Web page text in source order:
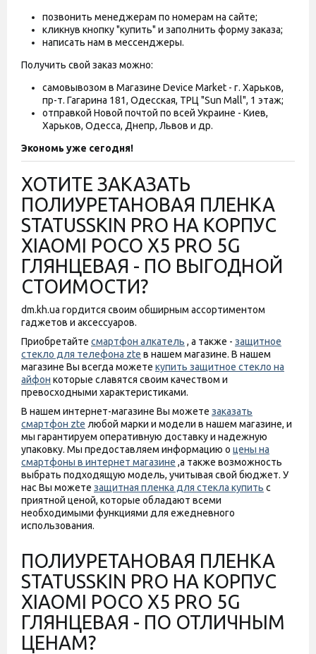
позвонить менеджерам по номерам на сайте;
кликнув кнопку "купить" и заполнить форму заказа;
написать нам в мессенджеры.
Получить свой заказ можно:
самовывозом в Магазине Device Market - г. Харьков,
пр-т. Гагарина 181, Одесская, ТРЦ "Sun Mall", 1 этаж;
отправкой Новой почтой по всей Украине - Киев,
Харьков, Одесса, Днепр, Львов и др.
Экономь уже сегодня!
ХОТИТЕ ЗАКАЗАТЬ
ПОЛИУРЕТАНОВАЯ ПЛЕНКА
STATUSSKIN PRO НА КОРПУС
XIAOMI POCO X5 PRO 5G
ГЛЯНЦЕВАЯ - ПО ВЫГОДНОЙ
СТОИМОСТИ?
dm.kh.ua гордится своим обширным ассортиментом
гаджетов и аксессуаров.
Приобретайте смартфон алкатель , а также - защитное
стекло для телефона zte в нашем магазине. В нашем
магазине Вы всегда можете купить защитное стекло на
айфон которые славятся своим качеством и
превосходными характеристиками.
В нашем интернет-магазине Вы можете заказать
смартфон zte любой марки и модели в нашем магазине, и
мы гарантируем оперативную доставку и надежную
упаковку. Мы предоставляем информацию о цены на
смартфоны в интернет магазине ,а также возможность
выбрать подходящую модель, учитывая свой бюджет. У
нас Вы можете защитная пленка для стекла купить с
приятной ценой, которые обладают всеми
необходимыми функциями для ежедневного
использования.
ПОЛИУРЕТАНОВАЯ ПЛЕНКА
STATUSSKIN PRO НА КОРПУС
XIAOMI POCO X5 PRO 5G
ГЛЯНЦЕВАЯ - ПО ОТЛИЧНЫМ
ЦЕНАМ?